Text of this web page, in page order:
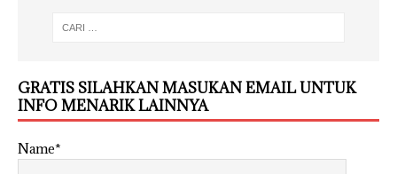
GRATIS SILAHKAN MASUKAN EMAIL UNTUK
INFO MENARIK LAINNYA
Name*